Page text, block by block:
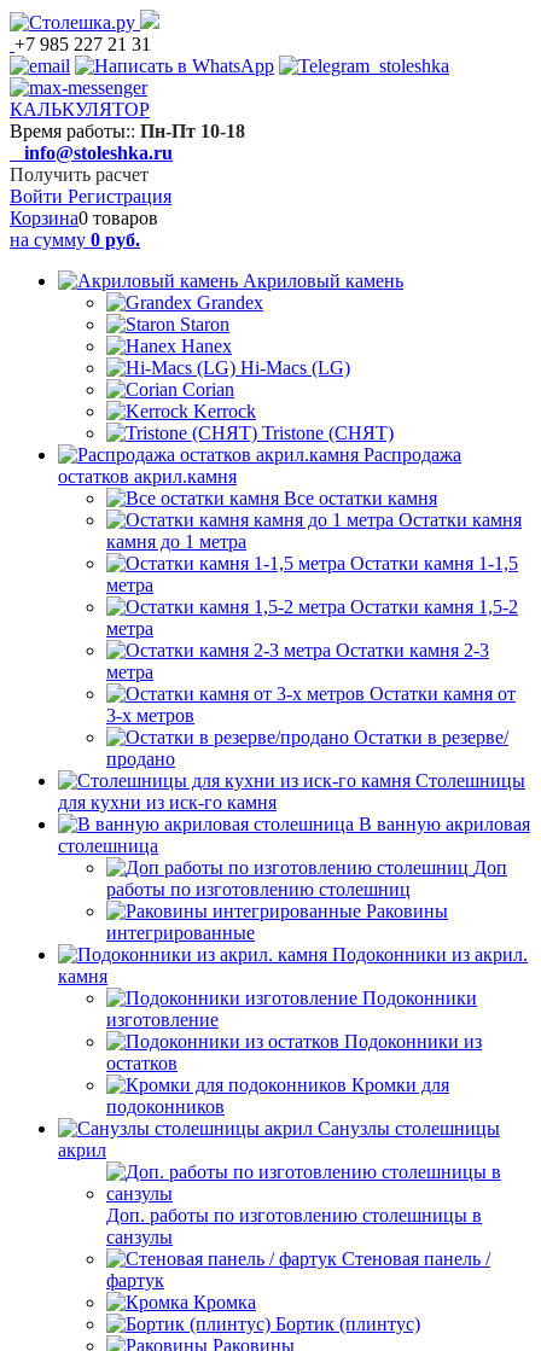
+7 985 227 21 31
КАЛЬКУЛЯТОР
Время работы:: Пн-Пт 10-18
info@stoleshka.ru
Получить расчет
Войти Регистрация
Корзина0 товаров
на сумму 0 руб.
Акриловый камень
Grandex
Staron
Hanex
Hi-Macs (LG)
Corian
Kerrock
Tristone (СНЯТ)
Распродажа
остатков акрил.камня
Все остатки камня
Остатки камня
камня до 1 метра
Остатки камня 1-1,5
метра
Остатки камня 1,5-2
метра
Остатки камня 2-3
метра
Остатки камня от
3-х метров
Остатки в резерве/
продано
Столешницы
для кухни из иск-го камня
В ванную акриловая
столешница
Доп
работы по изготовлению столешниц
Раковины
интегрированные
Подоконники из акрил.
камня
Подоконники
изготовление
Подоконники из
остатков
Кромки для
подоконников
Санузлы столешницы
акрил
Доп. работы по изготовлению столешницы в
санзулы
Стеновая панель /
фартук
Кромка
Бортик (плинтус)
Раковины